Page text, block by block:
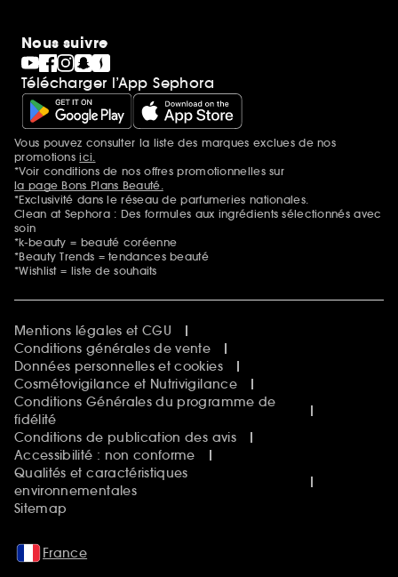
Nous suivre
Télécharger l’App Sephora
Mentions additionnelles
Vous pouvez consulter la liste des marques exclues de nos
promotionsici.
*Voir conditions de nos offres promotionnelles sur
la page Bons Plans Beauté.
*Exclusivité dans le réseau de parfumeries nationales.
Clean at Sephora : Des formules aux ingrédients sélectionnés avec
soin
*k-beauty = beauté coréenne
*Beauty Trends = tendances beauté
*Wishlist = liste de souhaits
Mentions légales et CGU
Conditions générales de vente
Données personnelles et cookies
Cosmétovigilance et Nutrivigilance
Conditions Générales du programme de
fidélité
Conditions de publication des avis
Accessibilité : non conforme
Qualités et caractéristiques
environnementales
Sitemap
France